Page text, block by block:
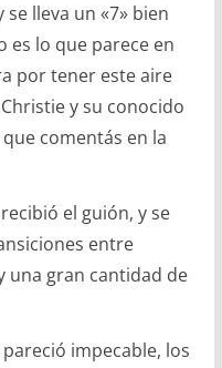
lleva un «7» bien
es lo que parece en
por tener este aire
y su conocido
comentás en la
el guión, y se
entre
una gran cantidad de
impecable, los